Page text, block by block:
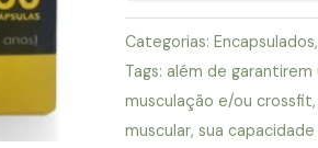
Categorias: Encapsulados
Tags: além de
musculação e/ou crossfit
muscular, sua